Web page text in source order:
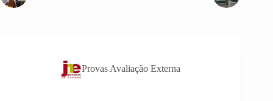
Provas Avaliação Externa